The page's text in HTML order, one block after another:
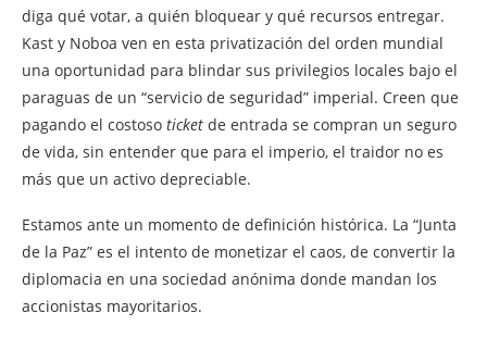
diga qué votar, a quién bloquear y qué recursos entregar.
Kast y Noboa ven en esta privatización del orden mundial
una oportunidad para blindar sus privilegios locales bajo el
paraguas de un “servicio de seguridad” imperial. Creen que
pagando el costoso ticket de entrada se compran un seguro
de vida, sin entender que para el imperio, el traidor no es
más que un activo depreciable.
Estamos ante un momento de definición histórica. La “Junta
de la Paz” es el intento de monetizar el caos, de convertir la
diplomacia en una sociedad anónima donde mandan los
accionistas mayoritarios.